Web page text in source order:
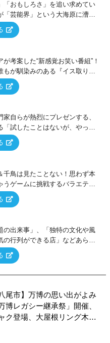
尾市】万博の思い出がよみ
博レガシー継承祭」開催、
ク登場、大屋根リング木材
「おもしろさ」を追い求めてい
「芸能界」という大海原に漕ぎ
なオモシロ人間を発掘する！
が考案した“新感覚お笑い番組”！
もが馴染みのある『イス取りゲ
スに、大喜利・ギャグ・モノボ
々なお題で芸人がショートネ
家自らが熱烈にプレゼンする、
「試したことはないが、やって
る！…ハズ」という“机上の空
らがカラダを張って挑む！
千鳥は見たことない！思わず本
うゲームに挑戦するバラエティ
の出来事」、「独特の文化や風
の行列ができる店」などあらゆ
いて好き放題にちゃちゃを入れ
を前面に押し出したトークバラ